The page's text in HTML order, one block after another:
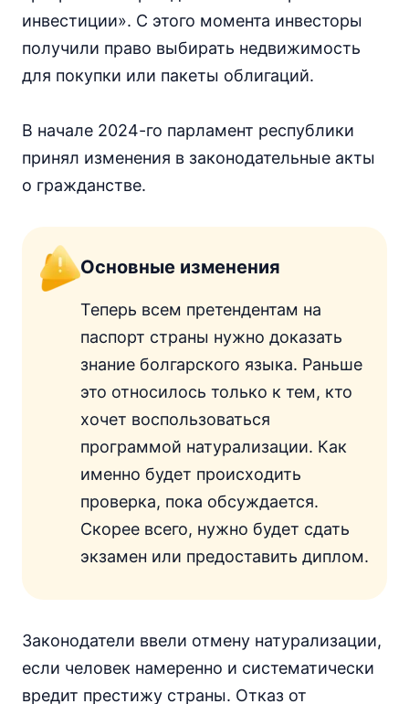
инвестиции». С этого момента инвесторы
получили право выбирать недвижимость
для покупки или пакеты облигаций.
В начале 2024-го парламент республики
принял изменения в законодательные акты
о гражданстве.
Основные изменения
Теперь всем претендентам на
паспорт страны нужно доказать
знание болгарского языка. Раньше
это относилось только к тем, кто
хочет воспользоваться
программой натурализации. Как
именно будет происходить
проверка, пока обсуждается.
Скорее всего, нужно будет сдать
экзамен или предоставить диплом.
Законодатели ввели отмену натурализации,
если человек намеренно и систематически
вредит престижу страны. Отказ от